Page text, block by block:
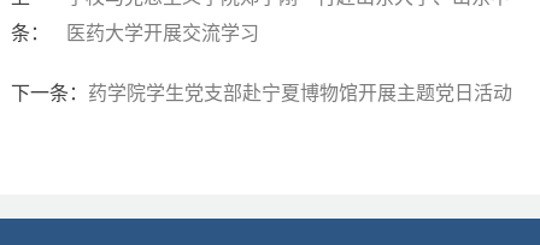
条：
医药大学开展交流学习
下一条： 药学院学生党支部赴宁夏博物馆开展主题党日活动